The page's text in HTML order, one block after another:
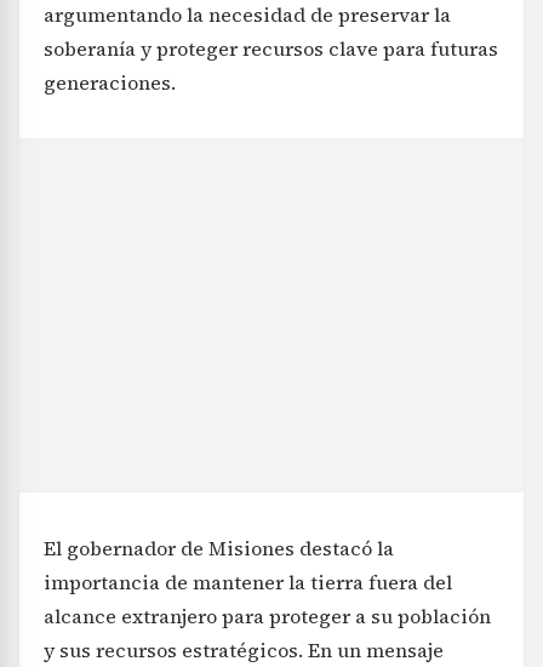
argumentando la necesidad de preservar la
soberanía y proteger recursos clave para futuras
generaciones.
El gobernador de Misiones destacó la
importancia de mantener la tierra fuera del
alcance extranjero para proteger a su población
y sus recursos estratégicos. En un mensaje